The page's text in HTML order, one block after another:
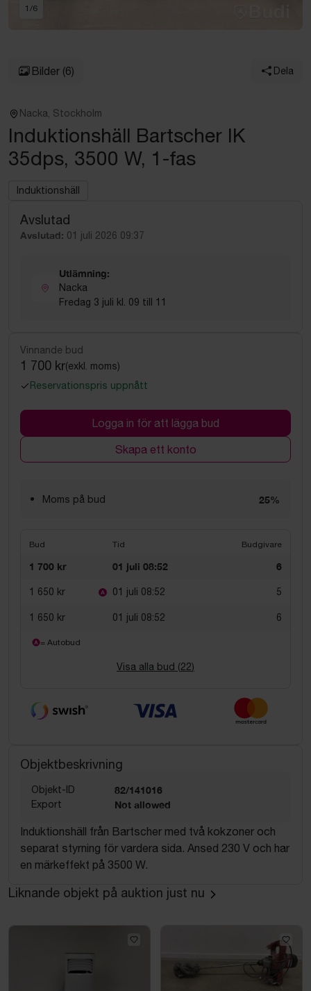
1 /6
Bilder (6) Dela
Nacka, Stockholm
Induktionshäll Bartscher IK
35dps, 3500 W, 1-fas
Induktionshäll
Avslutad
Avslutad: 01 juli 2026 09:37
Utlämning:
Nacka
Fredag 3 juli kl. 09 till 11
Vinnande bud
1 700 kr(exkl. moms)
Reservationspris uppnått
Logga in för att lägga bud
Skapa ett konto
Moms på bud 25%
Bud Tid Budgivare
1 700 kr 01 juli 08:52 6
1 650 kr 01 juli 08:52 5
1 650 kr 01 juli 08:52 6
= Autobud
Visa alla bud (22)
Objektbeskrivning
Objekt-ID 82/141016
Export Not allowed
Induktionshäll från Bartscher med två kokzoner och
separat styrning för vardera sida. Ansed 230 V och har
en märkeffekt på 3500 W.
Liknande objekt på auktion just nu